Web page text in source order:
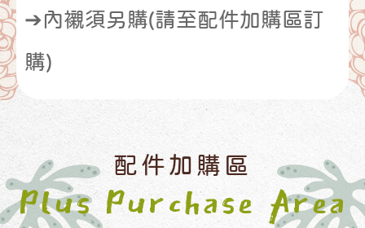
➔內襯須另購(請至配件加購區訂
購)
配件加購區
Plus Purchase Area